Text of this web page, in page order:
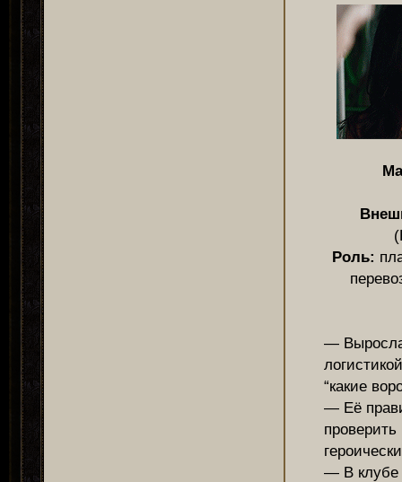
Роль:
—
“какие
— Её
— В клубе